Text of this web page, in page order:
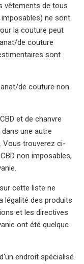
vêtements de tous
ne sont
la couture peut
de couture
sont
de couture non
et de chanvre
une autre
Vous trouverez ci-
non imposables,
cette liste ne
légalité des produits
et les directives
ont été quelque
endroit spécialisé